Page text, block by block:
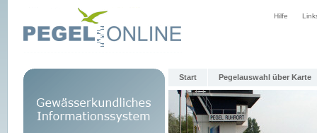
Hilfe
Start Pegelauswahl über Karte